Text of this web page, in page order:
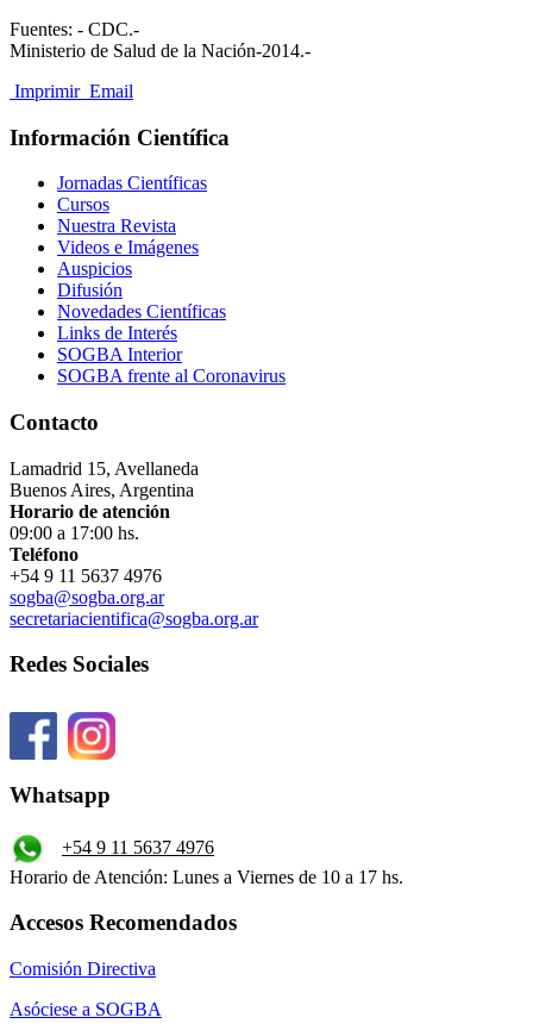
Fuentes: - CDC.-
Ministerio de Salud de la Nación-2014.-
Imprimir Email
Información Científica
Jornadas Científicas
Cursos
Nuestra Revista
Videos e Imágenes
Auspicios
Difusión
Novedades Científicas
Links de Interés
SOGBA Interior
SOGBA frente al Coronavirus
Contacto
Lamadrid 15, Avellaneda
Buenos Aires, Argentina
Horario de atención
09:00 a 17:00 hs.
Teléfono
+54 9 11 5637 4976
sogba@sogba.org.ar
secretariacientifica@sogba.org.ar
Redes Sociales
Whatsapp
+54 9 11 5637 4976
Horario de Atención: Lunes a Viernes de 10 a 17 hs.
Accesos Recomendados
Comisión Directiva
Asóciese a SOGBA